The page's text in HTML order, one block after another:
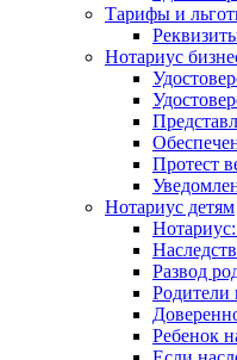
Тарифы и
Нотариус
Протест
Нотариус детям
Развод
Родители
Ребенок